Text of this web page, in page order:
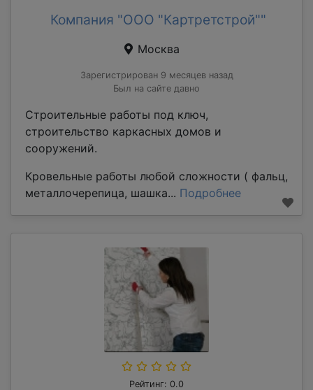
Компания "ООО "Картретстрой""
Москва
Зарегистрирован 9 месяцев назад
Был на сайте давно
Строительные работы под ключ,
строительство каркасных домов и
сооружений.
Кровельные работы любой сложности ( фальц,
металлочерепица, шашка... Подробнее
Рейтинг: 0.0